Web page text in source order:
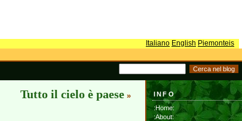
Italiano English Piemonteis
Tutto il cielo è paese »
INFO
:Home:
:About: